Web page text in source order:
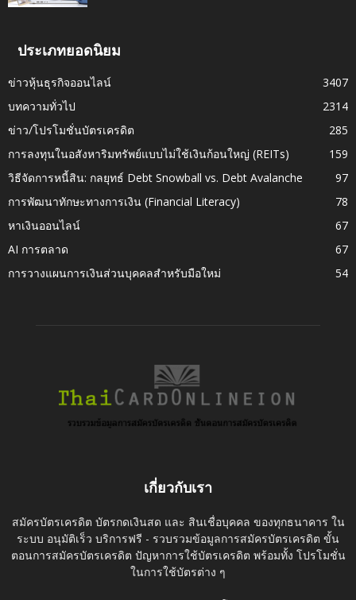
ประเภทยอดนิยม
ข่าวหุ้นธุรกิจออนไลน์
3407
บทความทั่วไป
2314
ข่าว/โปรโมชั่นบัตรเครดิต
285
การลงทุนในอสังหาริมทรัพย์แบบไม่ใช้เงินก้อนใหญ่ (REITs)
159
วิธีจัดการหนี้สิน: กลยุทธ์ Debt Snowball vs. Debt Avalanche
97
การพัฒนาทักษะทางการเงิน (Financial Literacy)
78
หาเงินออนไลน์
67
AI การตลาด
67
การวางแผนการเงินส่วนบุคคลสำหรับมือใหม่
54
เกี่ยวกับเรา
สมัครบัตรเครดิต บัตรกดเงินสด และ สินเชื่อบุคคล ของทุกธนาคาร ใน
ระบบ อนุมัติเร็ว บริการฟรี - รวบรวมข้อมูลการสมัครบัตรเครดิต ขั้น
ตอนการสมัครบัตรเครดิต ปัญหาการใช้บัตรเครดิต พร้อมทั้ง โปรโมชั่น
ในการใช้บัตรต่าง ๆ